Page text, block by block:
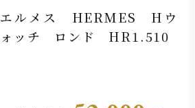
ウォルサム WALTHAM
242 93200.52